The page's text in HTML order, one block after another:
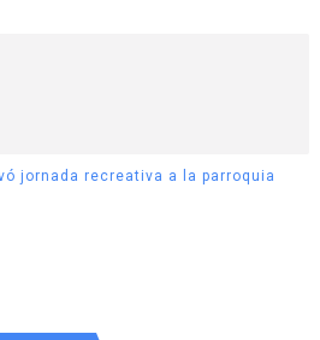
jornada recreativa a la parroquia